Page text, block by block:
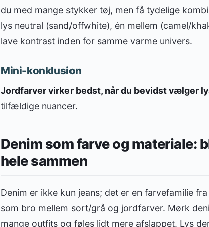
du med mange stykker tøj, men få tydelige
lys neutral (sand/offwhite), én mellem (camel/
lave kontrast inden for samme varme univers.
Mini-konklusion
Jordfarver virker bedst, når du bevidst vælger
tilfældige nuancer.
Denim som farve og materiale:
hele sammen
Denim er ikke kun jeans; det er en farvefamilie
som bro mellem sort/grå og jordfarver. Mørk
mange outfits og føles lidt mere afslappet. Lys